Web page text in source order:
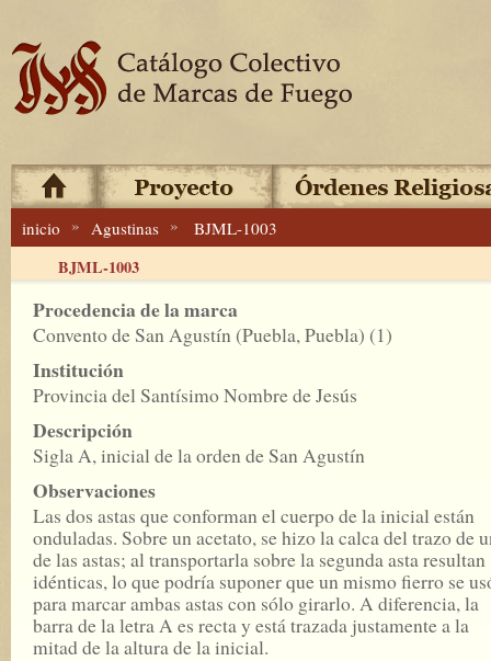
inicio » Agustinas » BJML-1003
BJML-1003
Procedencia de la marca
Convento de San Agustín (Puebla, Puebla) (1)
Institución
Provincia del Santísimo Nombre de Jesús
Descripción
Sigla A, inicial de la orden de San Agustín
Observaciones
Las dos astas que conforman el cuerpo de la inicial están
onduladas. Sobre un acetato, se hizo la calca del trazo de
de las astas; al transportarla sobre la segunda asta resultan
idénticas, lo que podría suponer que un mismo fierro se
para marcar ambas astas con sólo girarlo. A diferencia, la
barra de la letra A es recta y está trazada justamente a la
mitad de la altura de la inicial.